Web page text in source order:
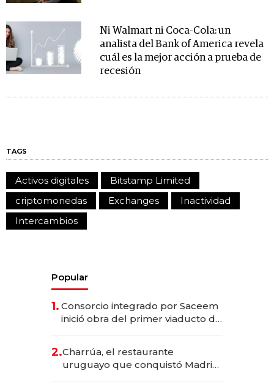
Ni Walmart ni Coca-Cola: un
analista del Bank of America revela
cuál es la mejor acción a prueba de
recesión
TAGS
Activos digitales
Bitstamp Limited
criptomonedas
Exchanges
Inactividad
Intercambios
Popular
1. Consorcio integrado por Saceem
inició obra del primer viaducto de
millones
2.Charrúa, el restaurante
uruguayo que conquistó Madrid: